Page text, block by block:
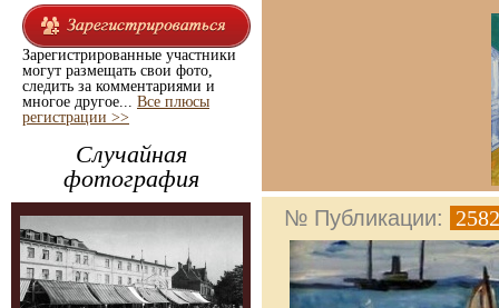
Зарегистрированные участники
могут размещать свои фото,
следить за комментариями и
многое другое... Все плюсы
регистрации >>
Случайная
фотография
№ Публикации: